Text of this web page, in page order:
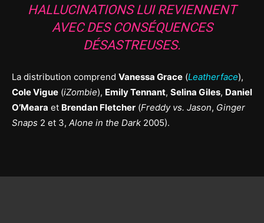
HALLUCINATIONS LUI REVIENNENT
AVEC DES CONSÉQUENCES
DÉSASTREUSES.
La distribution comprend Vanessa Grace (Leatherface),
Cole Vigue (iZombie), Emily Tennant, Selina Giles, Daniel
O’Meara et Brendan Fletcher (Freddy vs. Jason, Ginger
Snaps 2 et 3, Alone in the Dark 2005).